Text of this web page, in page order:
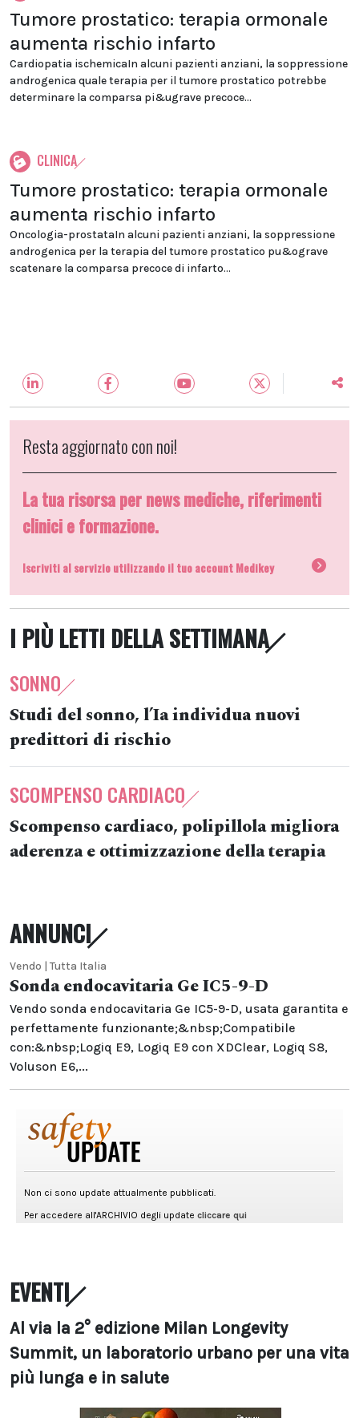
Tumore prostatico: terapia ormonale
aumenta rischio infarto
Cardiopatia ischemicaIn alcuni pazienti anziani, la soppressione
androgenica quale terapia per il tumore prostatico potrebbe
determinare la comparsa pi&ugrave precoce...
CLINICA
Tumore prostatico: terapia ormonale
aumenta rischio infarto
Oncologia-prostataIn alcuni pazienti anziani, la soppressione
androgenica per la terapia del tumore prostatico pu&ograve
scatenare la comparsa precoce di infarto...
Resta aggiornato con noi!
La tua risorsa per news mediche, riferimenti
clinici e formazione.
Iscriviti al servizio utilizzando il tuo account Medikey
I PIÙ LETTI DELLA SETTIMANA
SONNO
Studi del sonno, l’Ia individua nuovi
predittori di rischio
SCOMPENSO CARDIACO
Scompenso cardiaco, polipillola migliora
aderenza e ottimizzazione della terapia
ANNUNCI
Vendo | Tutta Italia
Sonda endocavitaria Ge IC5-9-D
Vendo sonda endocavitaria Ge IC5-9-D, usata garantita e
perfettamente funzionante;&nbsp;Compatibile
con:&nbsp;Logiq E9, Logiq E9 con XDClear, Logiq S8,
Voluson E6,...
EVENTI
Al via la 2° edizione Milan Longevity
Summit, un laboratorio urbano per una vita
più lunga e in salute